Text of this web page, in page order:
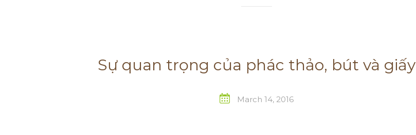
Sự quan trọng của phác thảo, bút và giấy
March 14, 2016